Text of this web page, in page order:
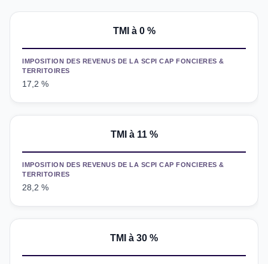
TMI à 0 %
IMPOSITION DES REVENUS DE LA SCPI CAP FONCIERES &
TERRITOIRES
17,2 %
TMI à 11 %
IMPOSITION DES REVENUS DE LA SCPI CAP FONCIERES &
TERRITOIRES
28,2 %
TMI à 30 %